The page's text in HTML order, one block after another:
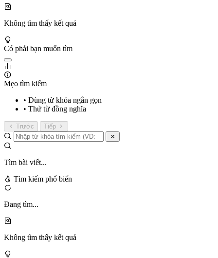
Không tìm thấy kết quả
Có phải bạn muốn tìm
Mẹo tìm kiếm
• Dùng từ khóa ngắn gọn
• Thử từ đồng nghĩa
Trước Tiếp
Tìm bài viết...
Tìm kiếm phổ biến
Đang tìm...
Không tìm thấy kết quả